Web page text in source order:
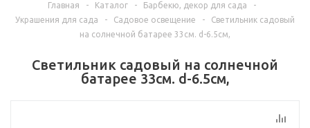
Главная - Каталог - Барбекю, декор для сада
-
Украшения для сада
- Садовое освещение -
Светильник садовый
на солнечной батарее 33см. d-6.5см,
Светильник садовый на солнечной
батарее 33см. d-6.5см,